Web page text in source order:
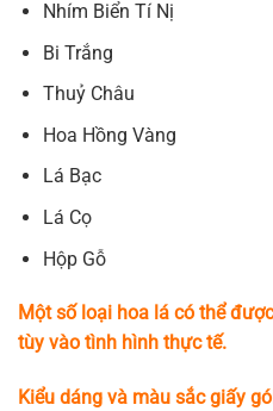
Nhím Biển Tí Nị
Bi Trắng
Thuỷ Châu
Hoa Hồng Vàng
Lá Bạc
Lá Cọ
Hộp Gỗ
Một số loại hoa lá có thể
tùy vào tình hình thực tế.
Kiểu dáng và màu sắc giấy